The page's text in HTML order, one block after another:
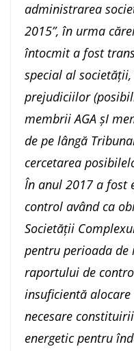
administrarea
2015”, în urma
întocmit a fost
special al
prejudiciilor
membrii AGA șI
de pe lângă
cercetarea
În anul 2017 a fost
control având ca
Societății
pentru perioada de
raportului de
insuficientă
necesare
energetic pentru